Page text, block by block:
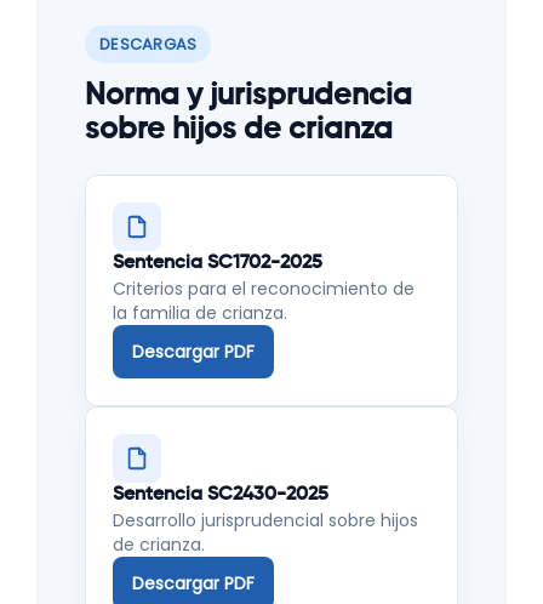
DESCARGAS
Norma y jurisprudencia
sobre hijos de crianza
Sentencia SC1702-2025
Criterios para el reconocimiento de
la familia de crianza.
Descargar PDF
Sentencia SC2430-2025
Desarrollo jurisprudencial sobre hijos
de crianza.
Descargar PDF